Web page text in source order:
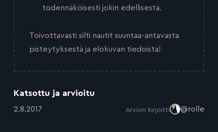
todennäköisesti jokin edellisestä.
Toivottavasti silti nautit suuntaa-antavasta
pisteytyksestä ja elokuvan tiedoista!
Katsottu ja arvioitu
:2.8.2017 Arvion kirjoitti @rolle